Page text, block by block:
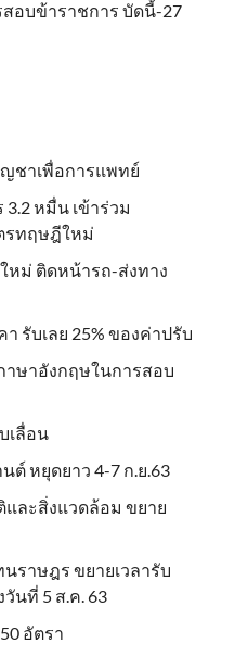
อบข้าราชการ บัดนี้-27
ชาเพื่อการแพทย์
หมื่น เข้าร่วม
รทฤษฎีใหม่
ใหม่ ติดหน้ารถ-ส่งทาง
รับเลย 25% ของค่าปรับ
าษาอังกฤษในการสอบ
เลื่อน
ต์ หยุดยาว 4-7 ก.ย.63
ละสิ่งแวดล้อม ขยาย
ราษฎร ขยายเวลารับ
นที่ 5 ส.ค. 63
อัตรา